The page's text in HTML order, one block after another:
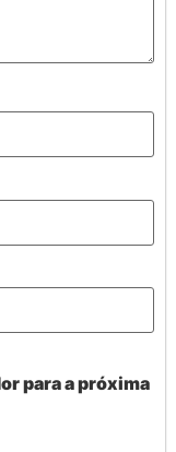
para a próxima